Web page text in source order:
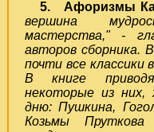
5. Афоризмы
вершина
мастерства," -
авторов сборника.
почти все классики
В книге
некоторые из них,
дню: Пушкина,
Козьмы